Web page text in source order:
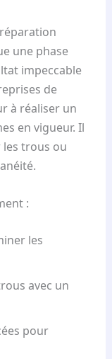
une phase
impeccable
de
à réaliser un
en vigueur. Il
les trous ou
:
les
avec un
pour